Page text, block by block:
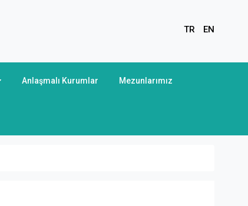
TR EN
Anlaşmalı Kurumlar Mezunlarımız